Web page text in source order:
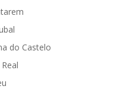
do Castelo